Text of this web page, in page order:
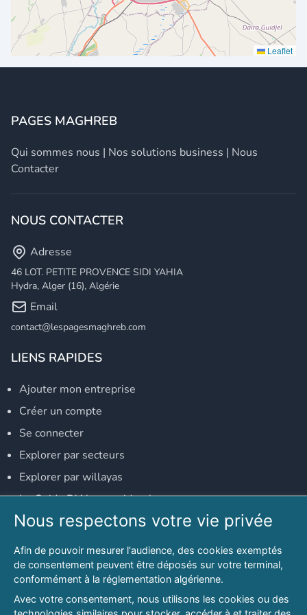
Leaflet
PAGES MAGHREB
Qui sommes nous | Nos solutions business | Nous
Contacter
NOUS CONTACTER
Adresse
46 LOT. PETITE PROVENCE SIDI YAHIA
Hydra, Alger (16), Algérie
Email
contact@lespagesmaghreb.com
LIENS RAPIDES
Ajouter mon entreprise
Créer un compte
Se connecter
Explorer par secteurs
Explorer par willayas
Le Guide D'Alger, guide-alger.com
NOS RÉSEAUX SOCIAUX
Notre page Facebook
Notre page LinkedIn
Notre page Instagram
Nous respectons votre vie privée
Afin de pouvoir mesurer l'audience, des cookies exemptés
de consentement peuvent être déposés sur votre terminal,
conformément à la réglementation algérienne.
Avec votre consentement, nous utilisons les cookies ou des